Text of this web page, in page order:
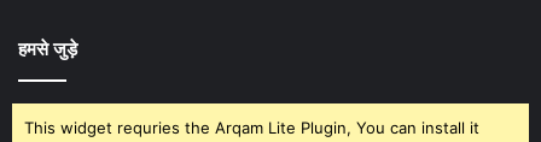
हमसे जुड़े
This widget requries the Arqam Lite Plugin, You can install it